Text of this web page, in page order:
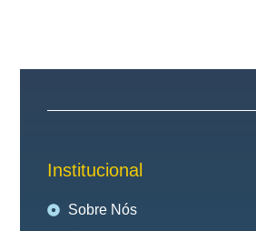
Institucional
Sobre Nós